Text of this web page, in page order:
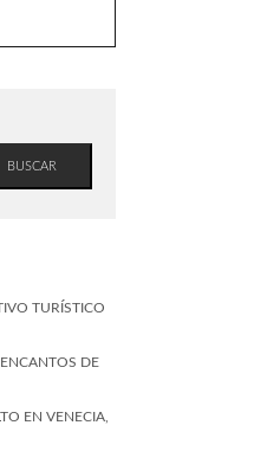
BUSCAR
TURÍSTICO
DE
EN VENECIA,